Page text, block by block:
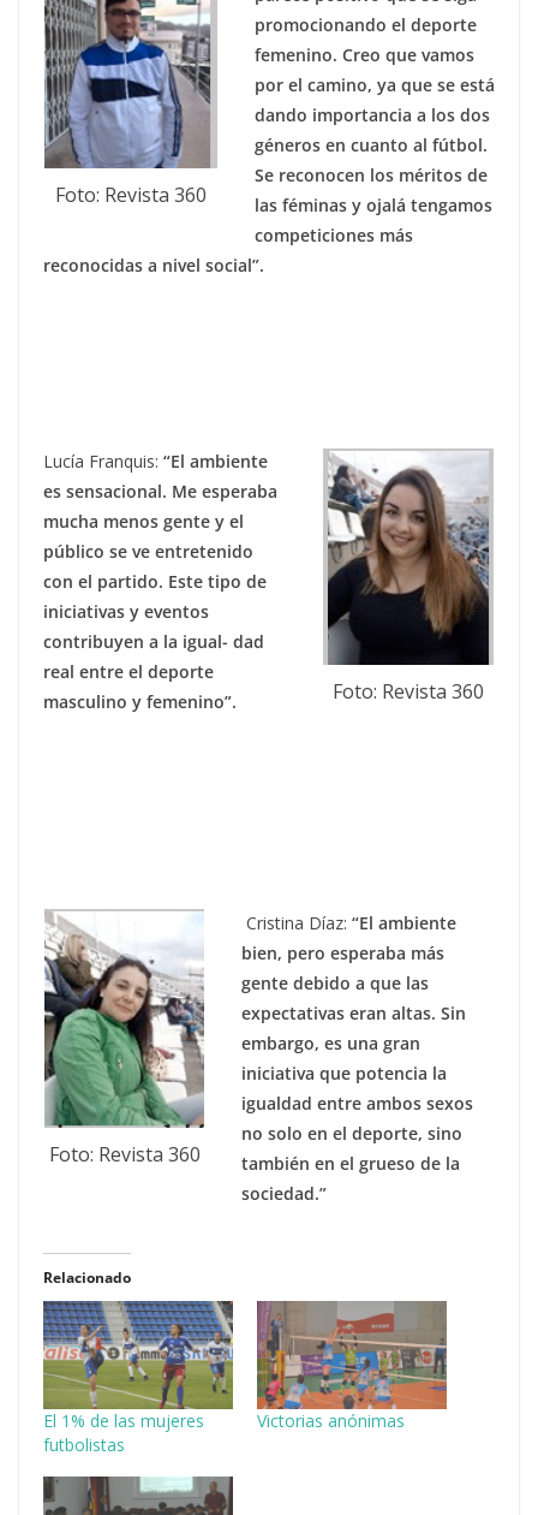
Foto: Revista 360
promocionando el deporte
femenino. Creo que vamos
por el camino, ya que se está
dando importancia a los dos
géneros en cuanto al fútbol.
Se reconocen los méritos de
las féminas y ojalá tengamos
competiciones más
reconocidas a nivel social”.
Foto: Revista 360
Lucía Franquis: “El ambiente
es sensacional. Me esperaba
mucha menos gente y el
público se ve entretenido
con el partido. Este tipo de
iniciativas y eventos
contribuyen a la igual- dad
real entre el deporte
masculino y femenino”.
Foto: Revista 360
Cristina Díaz: “El ambiente
bien, pero esperaba más
gente debido a que las
expectativas eran altas. Sin
embargo, es una gran
iniciativa que potencia la
igualdad entre ambos sexos
no solo en el deporte, sino
también en el grueso de la
sociedad.”
Relacionado
El 1% de las mujeres
futbolistas
Victorias anónimas